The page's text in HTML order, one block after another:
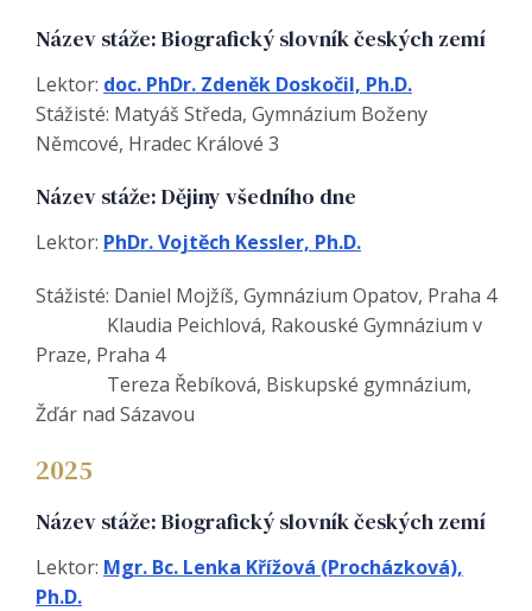
Název stáže: Biografický slovník českých zemí
Lektor: doc. PhDr. Zdeněk Doskočil, Ph.D.
Stážisté: Matyáš Středa, Gymnázium Boženy
Němcové, Hradec Králové 3
Název stáže: Dějiny všedního dne
Lektor: PhDr. Vojtěch Kessler, Ph.D.
Stážisté: Daniel Mojžíš, Gymnázium Opatov, Praha 4
Klaudia Peichlová, Rakouské Gymnázium v
Praze, Praha 4
Tereza Řebíková, Biskupské gymnázium,
Žďár nad Sázavou
2025
Název stáže: Biografický slovník českých zemí
Lektor: Mgr. Bc. Lenka Křížová (Procházková),
Ph.D.